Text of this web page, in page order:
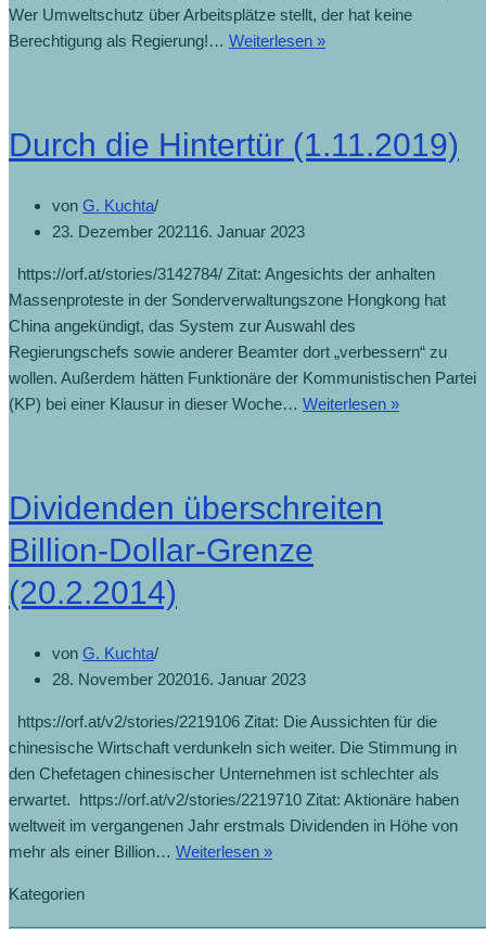
Wer Umweltschutz über Arbeitsplätze stellt, der hat keine
Berechtigung als Regierung!… Weiterlesen »
Durch die Hintertür (1.11.2019)
von G. Kuchta
23. Dezember 202116. Januar 2023
https://orf.at/stories/3142784/ Zitat: Angesichts der anhalten
Massenproteste in der Sonderverwaltungszone Hongkong hat
China angekündigt, das System zur Auswahl des
Regierungschefs sowie anderer Beamter dort „verbessern“ zu
wollen. Außerdem hätten Funktionäre der Kommunistischen Partei
(KP) bei einer Klausur in dieser Woche… Weiterlesen »
Dividenden überschreiten
Billion-Dollar-Grenze
(20.2.2014)
von G. Kuchta
28. November 202016. Januar 2023
https://orf.at/v2/stories/2219106 Zitat: Die Aussichten für die
chinesische Wirtschaft verdunkeln sich weiter. Die Stimmung in
den Chefetagen chinesischer Unternehmen ist schlechter als
erwartet. https://orf.at/v2/stories/2219710 Zitat: Aktionäre haben
weltweit im vergangenen Jahr erstmals Dividenden in Höhe von
mehr als einer Billion… Weiterlesen »
Kategorien